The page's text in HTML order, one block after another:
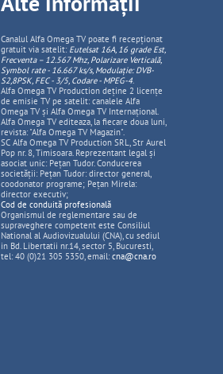
Canalul Alfa Omega TV poate fi recepționat
gratuit via satelit: Eutelsat 16A, 16 grade Est,
Frecventa – 12.567 Mhz, PolarizareVerticală,
Symbol rate - 16.667 ks/s, Modulație: DVB-
S2,8PSK, FEC - 3/5, Codare - MPEG-4.
Alfa Omega TV Production deține 2 licențe
de emisie TV pe satelit: canalele Alfa
Omega TV și Alfa Omega TV Internațional.
Alfa Omega TV editeaza, la fiecare doua luni,
revista: "Alfa Omega TV Magazin".
SC Alfa Omega TV Production SRL, Str Aurel
Pop nr. 8, Timisoara. Reprezentant legal și
asociat unic: Pețan Tudor. Conducerea
societății: Pețan Tudor: director general,
coodonator programe; Pețan Mirela:
director executiv;
Cod de conduită profesională
Organismul de reglementare sau de
supraveghere competent este Consiliul
National al Audiovizualului (CNA), cu sediul
in Bd. Libertatii nr.14, sector 5, Bucuresti,
tel: 40 (0)21 305 5350, email: cna@cna.ro